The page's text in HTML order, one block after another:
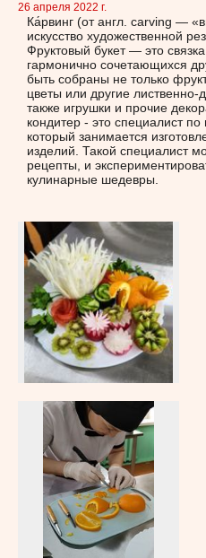
26 апреля 2022 г.
Ка́рвинг (от англ. carving —
искусство художественной
Фруктовый букет — это
гармонично сочетающихся
быть собраны не только
цветы или другие лиственно-
также игрушки и прочие
кондитер - это специалист
который занимается
изделий. Такой специалист
рецепты, и
кулинарные шедевры.